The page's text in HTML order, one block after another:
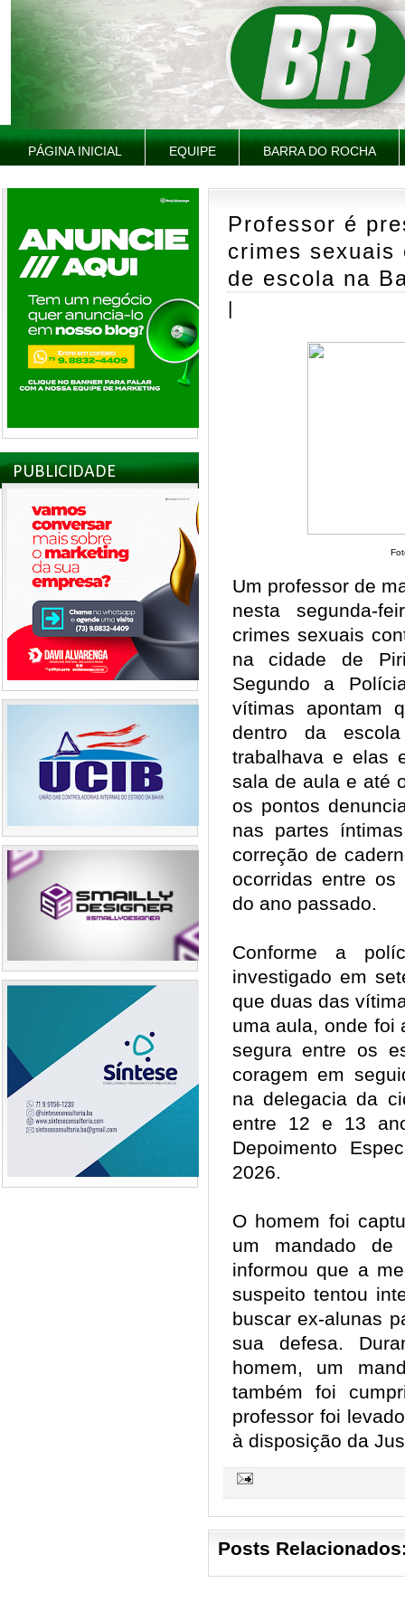
PÁGINA INICIAL EQUIPE BARRA DO ROCHA
PUBLICIDADE
Professor é
crimes sexuais
de escola na
|
Um professor de
nesta segunda-
crimes sexuais
na cidade de
Segundo a
vítimas apontam
dentro da
trabalhava e elas
sala de aula e até
os pontos
nas partes
correção de
ocorridas entre
do ano passado.
Conforme a
investigado em
que duas das
uma aula, onde foi
segura entre os
coragem em
na delegacia da
entre 12 e 13
Depoimento
2026.
O homem foi
um mandado de
informou que a
suspeito tentou
buscar ex-alunas
sua defesa.
homem, um
também foi
professor foi
à disposição da
Posts